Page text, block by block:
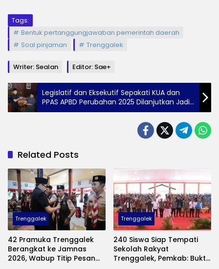
Tags:
Bentuk pertanggungjawaban pemerintah daerah
Soal pinjaman
Trenggalek
Writer: Sealan Editor: Sae+
Legislatif dan Eksekutif Sepakati KUA dan
PPAS APBD Perubahan 2025 Dilanjutkan Jadi
Rencana Peraturan Daerah
Related Posts
Trenggalek
42 Pramuka Trenggalek
Berangkat ke Jamnas
2026, Wabup Titip Pesan
Trenggalek
240 Siswa Siap Tempati
Sekolah Rakyat
Trenggalek, Pemkab: Bukti